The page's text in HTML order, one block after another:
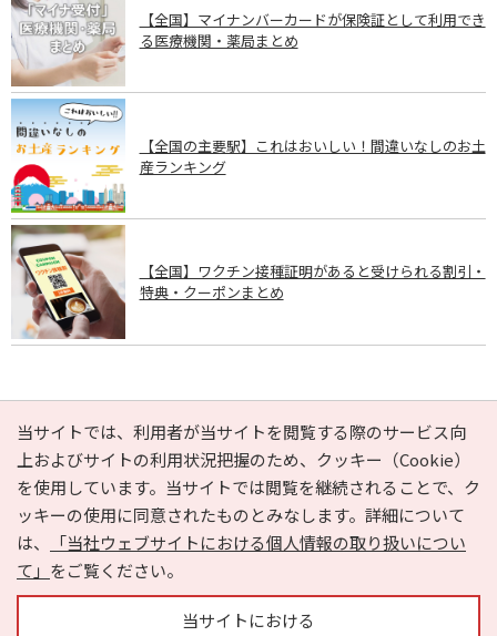
【全国】マイナンバーカードが保険証として利用でき
る医療機関・薬局まとめ
【全国の主要駅】これはおいしい！間違いなしのお土
産ランキング
【全国】ワクチン接種証明があると受けられる割引・
特典・クーポンまとめ
PAGE TOP
当サイトでは、利用者が当サイトを閲覧する際のサービス向
上およびサイトの利用状況把握のため、クッキー（Cookie）
を使用しています。当サイトでは閲覧を継続されることで、ク
ッキーの使用に同意されたものとみなします。詳細について
は、
「当社ウェブサイトにおける個人情報の取り扱いについ
て」 をご覧ください。
当サイトにおける
e-NAVITA（イーナビタ）とは？ お気に入り
ヘルプ
利用規約
個人情報の取り扱いについて
運営会社
サイトマップ
広告掲載に関するお問い合わせ